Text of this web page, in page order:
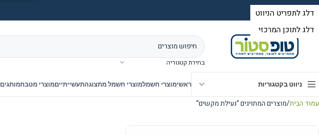
בחירת קטגוריה
ניווט בקטגוריות ראשימוצרי חשמלמוצרי חשמל מתצוגהתעשייתייםמוצרי מטבחמותגים
עמוד הבית מוצרים המתויגים “נעילת מקשים”